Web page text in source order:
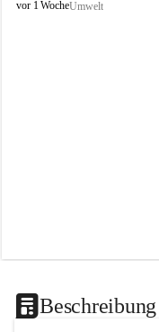
V
vor 1 WocheUmwelt
Beschreibung